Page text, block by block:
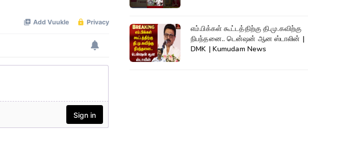
எம்.பிக்கள் கூட்டத்திற்கு தி.மு.கவிற்கு
நிபந்தனை.. டென்ஷன் ஆன ஸ்டாலின் |
DMK | Kumudam News